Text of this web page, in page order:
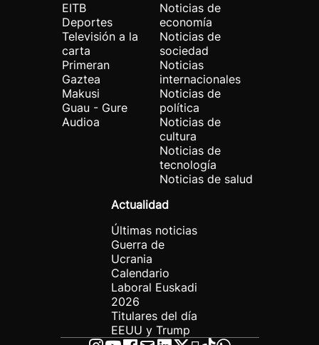
EITB
Deportes
Televisión a la
carta
Primeran
Gaztea
Makusi
Guau - Gure
Audioa
Noticias de
economía
Noticias de
sociedad
Noticias
internacionales
Noticias de
política
Noticias de
cultura
Noticias de
tecnología
Noticias de salud
Actualidad
Últimas noticias
Guerra de
Ucrania
Calendario
Laboral Euskadi
2026
Titulares del día
EEUU y Trump